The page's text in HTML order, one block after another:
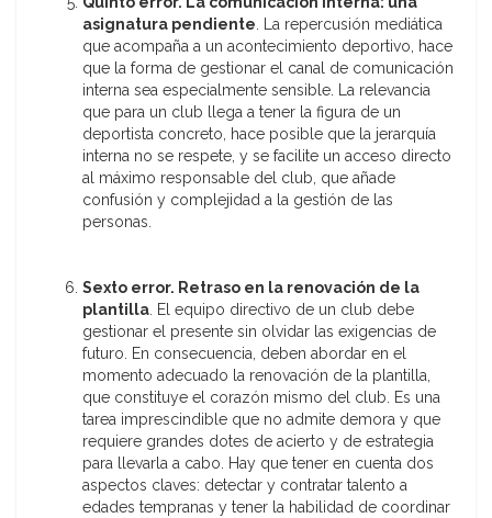
asignatura pendiente. La repercusión mediática
que acompaña a un acontecimiento deportivo, hace
que la forma de gestionar el canal de comunicación
interna sea especialmente sensible. La relevancia
que para un club llega a tener la figura de un
deportista concreto, hace posible que la jerarquía
interna no se respete, y se facilite un acceso directo
al máximo responsable del club, que añade
confusión y complejidad a la gestión de las
personas.
Sexto error. Retraso en la renovación de la
plantilla. El equipo directivo de un club debe
gestionar el presente sin olvidar las exigencias de
futuro. En consecuencia, deben abordar en el
momento adecuado la renovación de la plantilla,
que constituye el corazón mismo del club. Es una
tarea imprescindible que no admite demora y que
requiere grandes dotes de acierto y de estrategia
para llevarla a cabo. Hay que tener en cuenta dos
aspectos claves: detectar y contratar talento a
edades tempranas y tener la habilidad de coordinar